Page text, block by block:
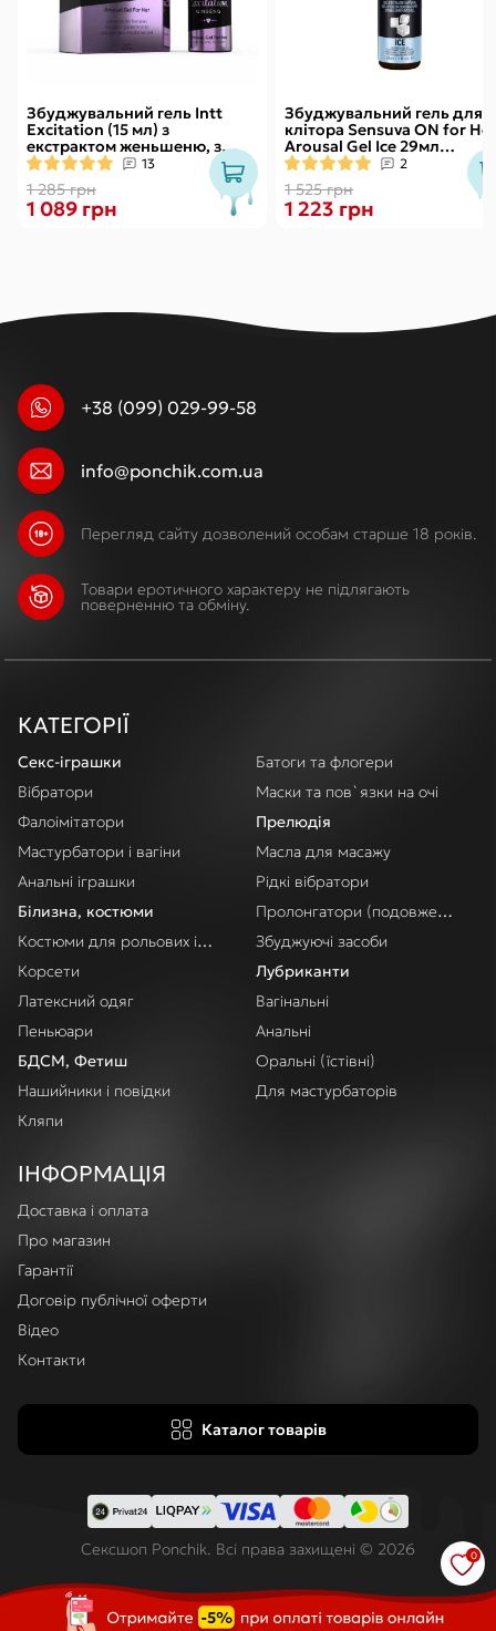
0
Збуджувальний гель Intt
Excitation (15 мл) з
екстрактом женьшеню, з
ефектом вібрації
13
1 285 грн
1 089 грн
Збуджувальний гель для
клітора Sensuva ON for
Arousal Gel Ice 29мл
охолодж. рідкий вібратор
2
1 525 грн
1 223 грн
+38 (099) 029-99-58
info@ponchik.com.ua
Перегляд сайту дозволений особам старше 18 років.
Товари еротичного характеру не підлягають
поверненню та обміну.
КАТЕГОРІЇ
Секс-іграшки
Вібратори
Фалоімітатори
Мастурбатори і вагіни
Анальні іграшки
Білизна, костюми
Костюми для рольових ігор
Корсети
Латексний одяг
Пеньюари
БДСМ, Фетиш
Нашийники і повідки
Кляпи
Батоги та флогери
Маски та пов`язки на очі
Прелюдія
Масла для масажу
Рідкі вібратори
Пролонгатори (подовження
Збуджуючі засоби
Лубриканти
Вагінальні
Анальні
Оральні (їстівні)
Для мастурбаторів
ІНФОРМАЦІЯ
Доставка і оплата
Про магазин
Гарантії
Договір публічної оферти
Відео
Контакти
Каталог товарів
Сексшоп Ponchik. Всі права захищені © 2026